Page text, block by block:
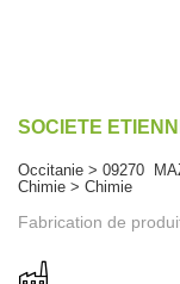
SOCIETE
Occitanie > 09270
Chimie > Chimie
Fabrication de